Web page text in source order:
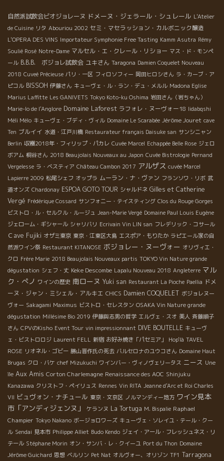
自然派試飲会ビオジョレーヌ ドメーヌ・ジェラール・シュレール L'Atelier
de Cuisine リタ Abouriou 2002 セミ・マセラッション・カルボニック醸造
L'OPERA DES VINS Importateur Symphonie Free Tasting Kamm Asutra Rémy
Soulié Rosé Notre-Dame マルセル・エ・クレール・リショー マス・ド・モンペ
ール B.B.B. ボジョレ試飲会 ユキさん Taragona Damien Coquelet Nouveau
2018 Cuveé Précieuse パリ・一区 フィロソフィー 岡田ヒロシさん ラ・カーブ・ア
ピコル BISSOH 伊藤さん キューヴェ・ル・ラン・デュ・メルル Madona Eglise
Marius Laffitte Les GANIVETS Tokyo Koto-ku Oshima 岩田さん（岩ちゃん）
Marie-lo de l'Anglore Domaine Laforest ラフォレ・ヌーヴォー18 Iidabqshi
Méli Mélo キューヴェ・ブディ・ヴィル Domaine Le Scarabée Jérôme Jouret cave
Ten ブルイイ 水道・江戸川橋 Restaurateur français Daisuke san サンシニャン
Berlin 収穫2018年・フィリップ・パカレ Cuvée Marcel Echappée Belle Rose ジェロ
ボアム 桐谷さん 2018 Beaujolais Nouveaux au Japon Cuvée Bistrologie Pernand
Vergelesse ラ・ベスティア Château Cambon 2017 アルザス cuvée Marcel
Lapierre 2009 松尾シェフ オップラ ムーラン・ナ・ヴァン フランソワ・リボ 武
道オンズ Chardonay ESPOA GOTO TOUR シャルドネ Gilles et Catherine
Vergé Frédérique Cossard サンフォニー・テイスティング Clos du Rouge Gorges
ビストロ・ル・セルクル・ルージュ Jean-Marie Vergé Domaine Paul Louis Eugène
ジェローム・ギシャール シャリバリ Ecrivain Vin LIN san フレデリック・コサール
Ｃave Fujiki オザミ東京 東京・江東区大島 エスポア・もりたか ラピエール家の自
然派ワイン祭 Restaurant KITANOSE ボジョレー・ヌーヴォー オリヴィエ・
クロ Frère Marie 2018 Beaujolais Nouveaux partis TOKYO Vin Nature grande
dégustation シェフ・丈 Keke Descombe Lapalu Nouveau 2018 Angleterre マル
ク・ぺノ ワインの歴史 南ローヌ Yuki san Restaurant La Pioche Paellia ドメ
ーヌ・ジャン・ミシェル・アルキエ CHICS Damien COQUELET ボジョレヌー
ヴォー Sakagami Maximus ビストロ・セレスタン OSAKA Vin Nature grande
dégustation Millésime Bio 2019 伊藤與志男の哲学 エルヴェ・スオ 美人 斉藤順子
さん CPVのKisho Event Tour vin impressionnant DIVE BOUTELLE キューヴ
ェ・ビストロロジ Laurent FELL 新宿 お好み焼き「パセミア」 Hop'là TAVEL
ROSE リオネル・ゴビー 勝山晋作氏の死去 バルセロナのユウコさん Domaine Haut
Brugas クロ・バケ chef Mizukuchi ワインバー・ヴィノヴェリータス ニース Une
île Aux Amis Corton Charlemagne Renaissance des AOC Shinjuku
Kanazawa クリストフ・ペイリュス Rennes Vin RITA Jeanne d'Arc et Roi Charles
VII ビュヴォン・ナチュール 東京・文京区 ノルマンディー地方 ワイン見本
市「アンディジェンヌ」
ケランヌ La Tortuga M. Bispalie Raphael
Champier Tokyo Nakano ボージョロワーズ キューヴェ・ソレイユ・テール・クー
ル Sendai 見本市 Philippe Alliet Budo Kendo ジェイ・アール・フレッシュネス・リ
テール Stéphane Morin オン・サンバ・レ・クイーユ Port du Thon Domaine
Jérôme Guichard 思想 ベルリン Pet Nat オルヴォー、オリゾン TF1 Tarragona